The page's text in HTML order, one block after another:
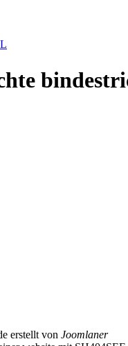
erstellt von Joomlaner